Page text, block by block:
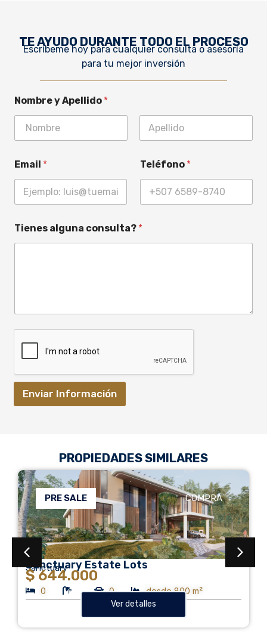
TE AYUDO DURANTE TODO EL PROCESO
Escríbeme hoy para cualquier consulta o asesoría
para tu mejor inversión
Nombre y Apellido *
Email * Teléfono *
Tienes alguna consulta? *
Enviar Información
PROPIEDADES SIMILARES
PRE SALE COMPRA
Sanctuary Estate Lots
Sanctuary
$ 644.000
0 0
desde 800 m²
Ver detalles